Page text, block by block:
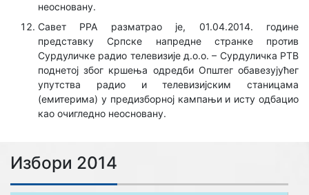
Избори 2014
неосновану.
Савет РРА разматрао је, 01.04.2014. године
представку Српске напредне странке против
Сурдуличке радио телевизије д.о.о. – Сурдуличка РТВ
поднетој због кршења одредби Општег обавезујућег
упутства радио и телевизијским станицама
(емитерима) у предизборној кампањи и исту одбацио
као очигледно неосновану.